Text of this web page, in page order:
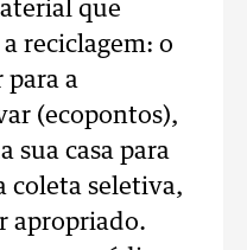
que
reciclagem: o
para a
(ecopontos),
sua casa para
coleta seletiva,
apropriado.